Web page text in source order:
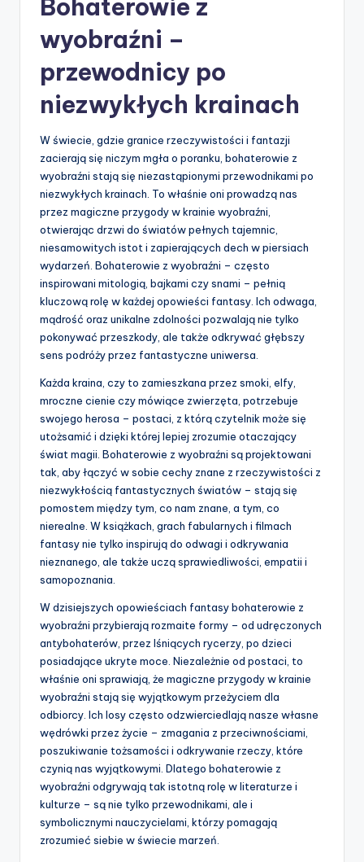
Bohaterowie z
wyobraźni –
przewodnicy po
niezwykłych krainach
W świecie, gdzie granice rzeczywistości i fantazji
zacierają się niczym mgła o poranku, bohaterowie z
wyobraźni stają się niezastąpionymi przewodnikami po
niezwykłych krainach. To właśnie oni prowadzą nas
przez magiczne przygody w krainie wyobraźni,
otwierając drzwi do światów pełnych tajemnic,
niesamowitych istot i zapierających dech w piersiach
wydarzeń. Bohaterowie z wyobraźni – często
inspirowani mitologią, bajkami czy snami – pełnią
kluczową rolę w każdej opowieści fantasy. Ich odwaga,
mądrość oraz unikalne zdolności pozwalają nie tylko
pokonywać przeszkody, ale także odkrywać głębszy
sens podróży przez fantastyczne uniwersa.
Każda kraina, czy to zamieszkana przez smoki, elfy,
mroczne cienie czy mówiące zwierzęta, potrzebuje
swojego herosa – postaci, z którą czytelnik może się
utożsamić i dzięki której lepiej zrozumie otaczający
świat magii. Bohaterowie z wyobraźni są projektowani
tak, aby łączyć w sobie cechy znane z rzeczywistości z
niezwykłością fantastycznych światów – stają się
pomostem między tym, co nam znane, a tym, co
nierealne. W książkach, grach fabularnych i filmach
fantasy nie tylko inspirują do odwagi i odkrywania
nieznanego, ale także uczą sprawiedliwości, empatii i
samopoznania.
W dzisiejszych opowieściach fantasy bohaterowie z
wyobraźni przybierają rozmaite formy – od udręczonych
antybohaterów, przez lśniących rycerzy, po dzieci
posiadające ukryte moce. Niezależnie od postaci, to
właśnie oni sprawiają, że magiczne przygody w krainie
wyobraźni stają się wyjątkowym przeżyciem dla
odbiorcy. Ich losy często odzwierciedlają nasze własne
wędrówki przez życie – zmagania z przeciwnościami,
poszukiwanie tożsamości i odkrywanie rzeczy, które
czynią nas wyjątkowymi. Dlatego bohaterowie z
wyobraźni odgrywają tak istotną rolę w literaturze i
kulturze – są nie tylko przewodnikami, ale i
symbolicznymi nauczycielami, którzy pomagają
zrozumieć siebie w świecie marzeń.